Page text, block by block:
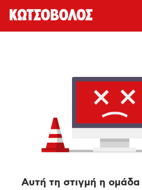
Αυτή τη στιγμή η ομάδα